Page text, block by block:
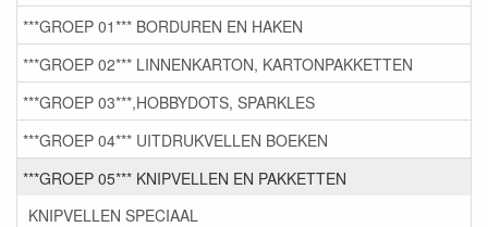
***GROEP 01*** BORDUREN EN HAKEN
***GROEP 02*** LINNENKARTON, KARTONPAKKETTEN
***GROEP 03***,HOBBYDOTS, SPARKLES
***GROEP 04*** UITDRUKVELLEN BOEKEN
***GROEP 05*** KNIPVELLEN EN PAKKETTEN
KNIPVELLEN SPECIAAL